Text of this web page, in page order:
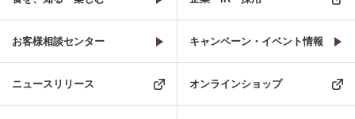
お客様相談センター キャンペーン・イベント情報
ニュースリリース オンラインショップ